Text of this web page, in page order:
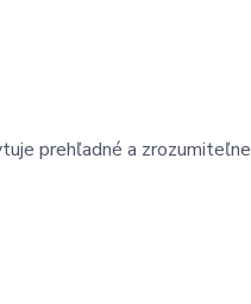
prehľadné a zrozumiteľne